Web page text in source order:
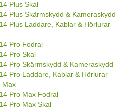
Plus Skal
Plus Skärmskydd & Kameraskydd
Plus Laddare, Kablar & Hörlurar
Pro Fodral
Pro Skal
Pro Skärmskydd & Kameraskydd
Pro Laddare, Kablar & Hörlurar
Max
Pro Max Fodral
Pro Max Skal